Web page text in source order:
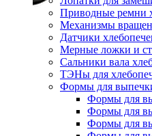
Приводные ремни
Механизмы
Датчики
Мерные ложки и
Сальники вала
ТЭНы для
Формы для
Формы для
Формы для
Формы для